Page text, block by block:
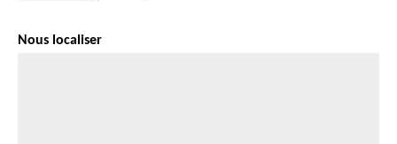
Nous localiser